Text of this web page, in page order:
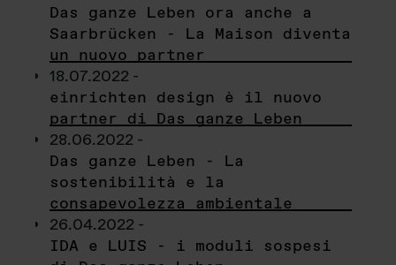
Das ganze Leben ora anche a
Saarbrücken - La Maison diventa
un nuovo partner
18.07.2022 -
einrichten design è il nuovo
partner di Das ganze Leben
28.06.2022 -
Das ganze Leben - La
sostenibilità e la
consapevolezza ambientale
26.04.2022 -
IDA e LUIS - i moduli sospesi